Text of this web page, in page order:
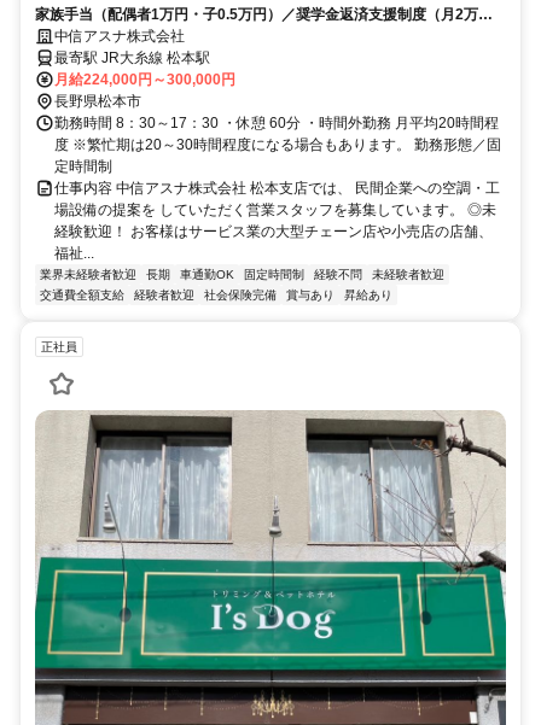
家族手当（配偶者1万円・子0.5万円）／奨学金返済支援制度（月2万円
迄）／資格手当／他、各種手当充実
中信アスナ株式会社
最寄駅 JR大糸線 松本駅
月給224,000円～300,000円
長野県松本市
勤務時間 8：30～17：30 ・休憩 60分 ・時間外勤務 月平均20時間程
度 ※繁忙期は20～30時間程度になる場合もあります。 勤務形態／固
定時間制
仕事内容 中信アスナ株式会社 松本支店では、 民間企業への空調・工
場設備の提案を していただく営業スタッフを募集しています。 ◎未
経験歓迎！ お客様はサービス業の大型チェーン店や小売店の店舗、
福祉...
業界未経験者歓迎 長期 車通勤OK 固定時間制 経験不問
未経験者歓迎
交通費全額支給
経験者歓迎 社会保険完備 賞与あり 昇給あり
正社員